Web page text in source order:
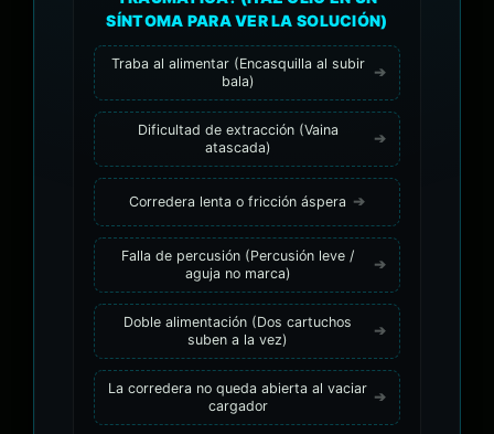
SÍNTOMA PARA VER LA SOLUCIÓN)
Traba al alimentar (Encasquilla al subir
bala)
Dificultad de extracción (Vaina
atascada)
Corredera lenta o fricción áspera
Falla de percusión (Percusión leve /
aguja no marca)
Doble alimentación (Dos cartuchos
suben a la vez)
La corredera no queda abierta al vaciar
cargador